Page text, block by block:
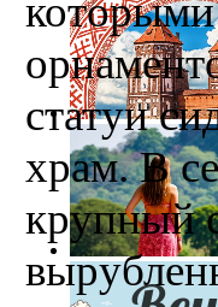
статуи
храм. В
крупный